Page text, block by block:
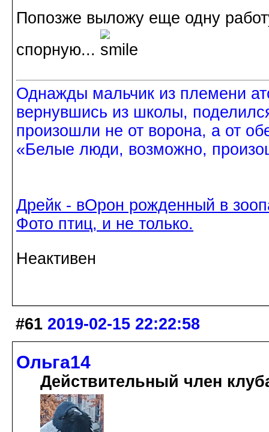
Попозже выложу еще одну
спорную...
Однажды мальчик из племени
вернувшись из школы,
произошли не от ворона, а от
«Белые люди, возможно,
Дрейк - вОрон рожденный в
Фото птиц, и не только.
Неактивен
#61 2019-02-15 22:22:58
Ольга14
Действительный член